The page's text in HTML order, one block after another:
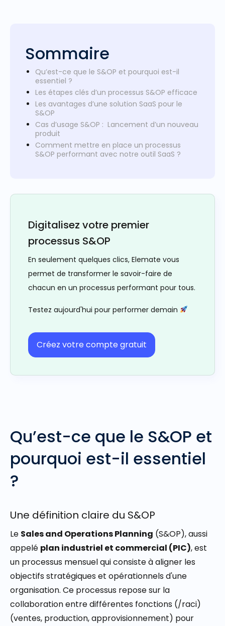
Sommaire
Qu’est-ce que le S&OP et pourquoi est-il
essentiel ?
Les étapes clés d’un processus S&OP efficace
Les avantages d’une solution SaaS pour le
S&OP
Cas d’usage S&OP : Lancement d’un nouveau
produit
Comment mettre en place un processus
S&OP performant avec notre outil SaaS ?
Digitalisez votre premier
processus S&OP
En seulement quelques clics, Elemate vous
permet de transformer le savoir-faire de
chacun en un processus performant pour tous.
Testez aujourd'hui pour performer demain
Créez votre compte gratuit
Qu’est-ce que le S&OP et
pourquoi est-il essentiel
?
Une définition claire du S&OP
Le Sales and Operations Planning (S&OP), aussi
appelé plan industriel et commercial (PIC), est
un processus mensuel qui consiste à aligner les
objectifs stratégiques et opérationnels d'une
organisation. Ce processus repose sur la
collaboration entre différentes fonctions (/raci)
(ventes, production, approvisionnement) pour